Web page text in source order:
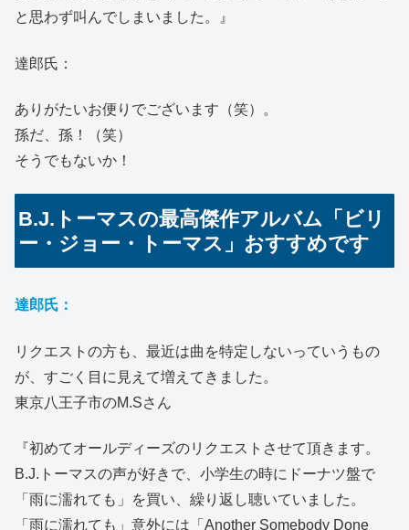
と思わず叫んでしまいました。』
達郎氏：
ありがたいお便りでございます（笑）。
孫だ、孫！（笑）
そうでもないか！
B.J.トーマスの最高傑作アルバム「ビリ
ー・ジョー・トーマス」おすすめです
達郎氏：
リクエストの方も、最近は曲を特定しないっていうもの
が、すごく目に見えて増えてきました。
東京八王子市のM.Sさん
『初めてオールディーズのリクエストさせて頂きます。
B.J.トーマスの声が好きで、小学生の時にドーナツ盤で
「雨に濡れても」を買い、繰り返し聴いていました。
「雨に濡れても」意外には「Another Somebody Done